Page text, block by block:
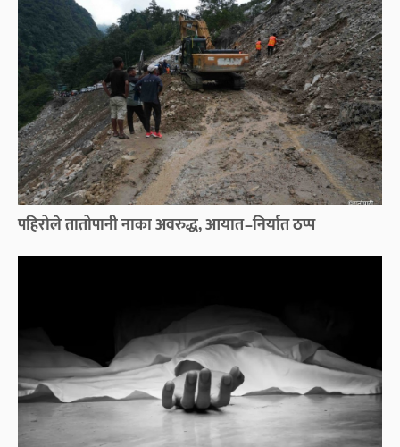
पहिरोले तातोपानी नाका अवरुद्ध, आयात–निर्यात ठप्प